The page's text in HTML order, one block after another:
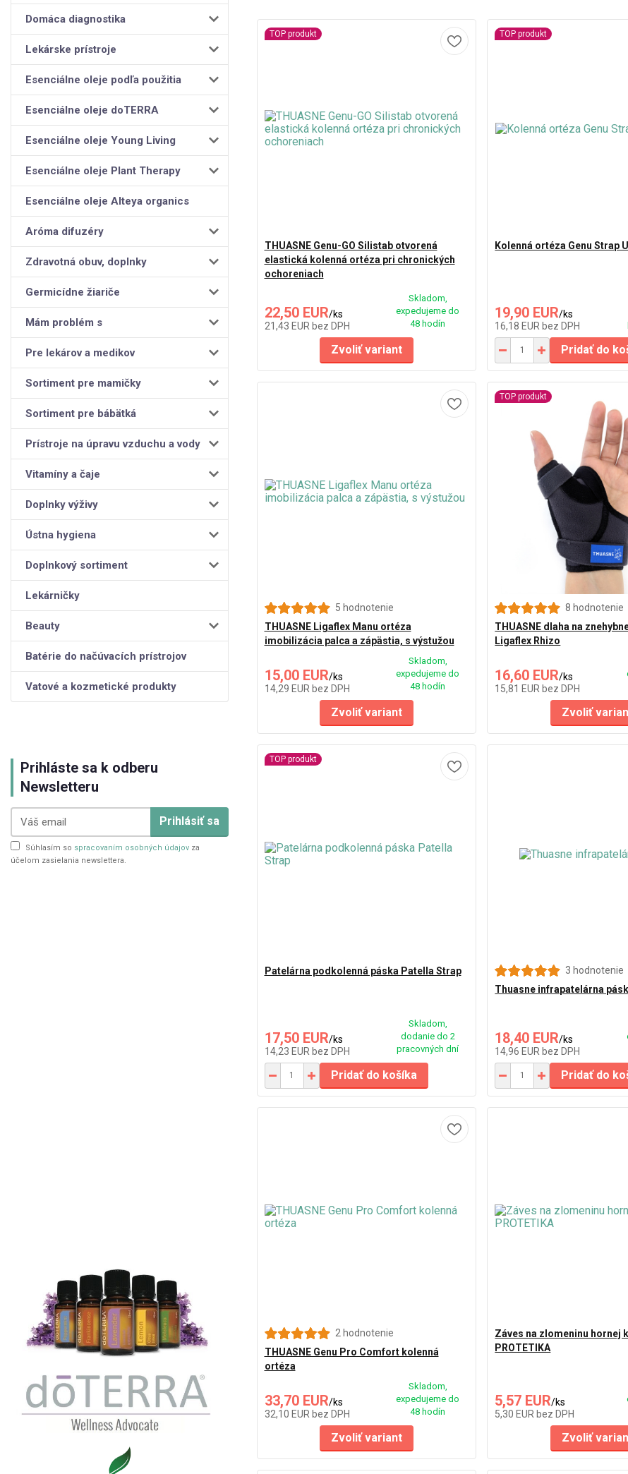
Domáca diagnostika
Lekárske prístroje
Esenciálne oleje podľa použitia
Esenciálne oleje doTERRA
Esenciálne oleje Young Living
Esenciálne oleje Plant Therapy
Esenciálne oleje Alteya organics
Aróma difuzéry
Zdravotná obuv, doplnky
Germicídne žiariče
Mám problém s
Pre lekárov a medikov
Sortiment pre mamičky
Sortiment pre bábätká
Prístroje na úpravu vzduchu a vody
Vitamíny a čaje
Doplnky výživy
Ústna hygiena
Doplnkový sortiment
Lekárničky
Beauty
Batérie do načúvacích prístrojov
Vatové a kozmetické produkty
Prihláste sa k odberu
Newsletteru
Prihlásiť sa
Súhlasím so spracovaním osobných údajov za
účelom zasielania newslettera.
TOP produkt
THUASNE Genu-GO Silistab otvorená
elastická kolenná ortéza pri chronických
ochoreniach
22,50 EUR/ks
21,43 EUR bez DPH
Skladom,
expedujeme do
48 hodín
Zvoliť variant
TOP produkt
Kolenná ortéza Genu Strap
19,90 EUR/ks
16,18 EURbez DPH
Pridať do
5 hodnotenie
THUASNE Ligaflex Manu ortéza
imobilizácia palca a zápästia, s výstužou
15,00 EUR/ks
14,29 EUR bez DPH
Skladom,
expedujeme do
48 hodín
Zvoliť variant
TOP produkt
8 hodnotenie
THUASNE dlaha na
Ligaflex Rhizo
16,60 EUR/ks
15,81 EURbez DPH
Zvoliť
TOP produkt
Patelárna podkolenná páska Patella Strap
17,50 EUR/ks
14,23 EUR bez DPH
Skladom,
dodanie do 2
pracovných dní
Pridať do košíka
3 hodnotenie
Thuasne infrapatelárna
18,40 EUR/ks
14,96 EURbez DPH
Pridať do
2 hodnotenie
THUASNE Genu Pro Comfort kolenná
ortéza
33,70 EUR/ks
32,10 EUR bez DPH
Skladom,
expedujeme do
48 hodín
Zvoliť variant
Záves na zlomeninu hornej
PROTETIKA
5,57 EUR/ks
5,30 EURbez DPH
Zvoliť